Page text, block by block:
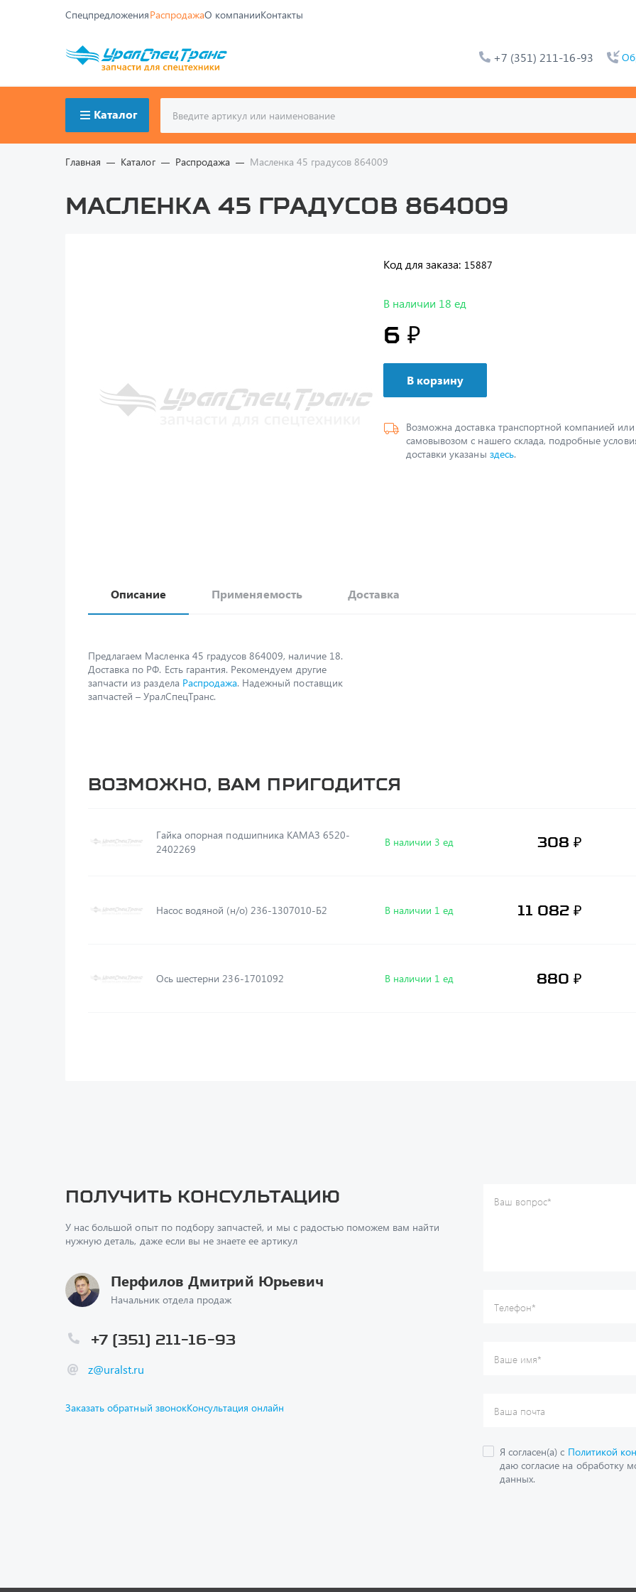
СпецпредложенияРаспродажаО компанииКонтакты
+7 (351) 211-16-93
Каталог
Главная Каталог Распродажа Масленка 45 градусов 864009
Масленка 45 градусов 864009
Код для заказа: 15887
В наличии 18 ед
6 ₽
В корзину
Возможна доставка транспортной компанией или
самовывозом с нашего склада, подробные
доставки указаны здесь.
Описание Применяемость Доставка
Предлагаем Масленка 45 градусов 864009, наличие 18.
Доставка по РФ. Есть гарантия. Рекомендуем другие
запчасти из раздела Распродажа. Надежный поставщик
запчастей – УралСпецТранс.
Возможно, вам пригодится
Гайка опорная подшипника КАМАЗ 6520-
2402269
В наличии 3 ед 308 ₽
Насос водяной (н/о) 236-1307010-Б2 В наличии 1 ед 11 082 ₽
Ось шестерни 236-1701092 В наличии 1 ед 880 ₽
Получить консультацию
У нас большой опыт по подбору запчастей, и мы с радостью поможем вам найти
нужную деталь, даже если вы не знаете ее артикул
Перфилов Дмитрий Юрьевич
Начальник отдела продаж
z@uralst.ru
+7 (351) 211-16-93
Заказать обратный звонокКонсультация онлайн
Ваш вопрос*